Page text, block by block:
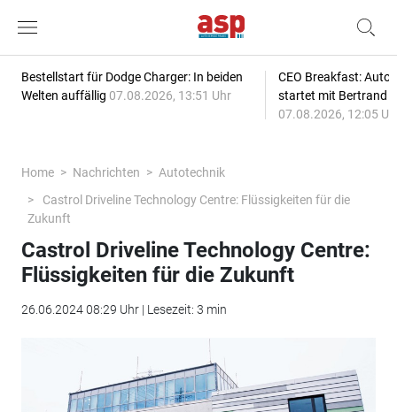
Bestellstart für Dodge Charger: In beiden
Welten auffällig 07.08.2026, 13:51 Uhr
CEO Breakfast:
startet mit Bertrand
07.08.2026, 12:05
Home Nachrichten
Autotechnik
Castrol Driveline Technology Centre: Flüssigkeiten für die
Zukunft
Castrol Driveline Technology Centre:
Flüssigkeiten für die Zukunft
26.06.2024 08:29 Uhr | Lesezeit: 3 min